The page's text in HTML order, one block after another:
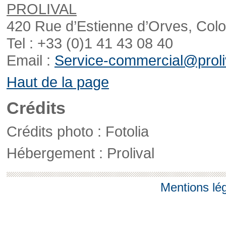
PROLIVAL
420 Rue d’Estienne d’Orves,
Tel : +33 (0)1 41 43 08 40
Email : Service-
Haut de la page
Crédits
Crédits photo : Fotolia
Hébergement : Prolival
Mentions